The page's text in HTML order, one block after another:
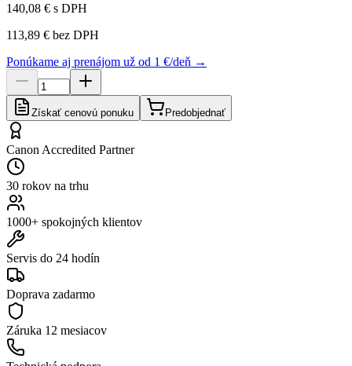
140,08 € s DPH
113,89 € bez DPH
Ponúkame aj prenájom už od 1 €/deň →
Získať cenovú ponuku Predobjednať
Canon Accredited Partner
30 rokov na trhu
1000+ spokojných klientov
Servis do 24 hodín
Doprava zadarmo
Záruka 12 mesiacov